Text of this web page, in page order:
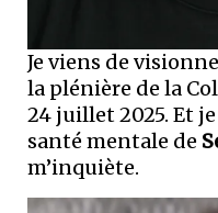
Je viens de
la plénière de la
24 juillet 2025. Et
santé mentale de
m’inquiète.